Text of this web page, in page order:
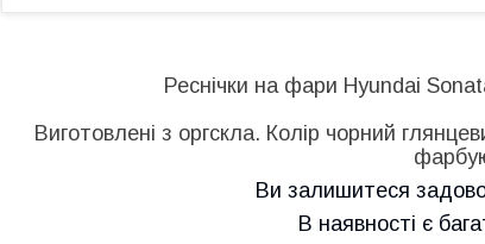
Реснічки на фари Hyundai
Виготовлені з оргскла. Колір чорний
Ви залишитеся
В наявності є